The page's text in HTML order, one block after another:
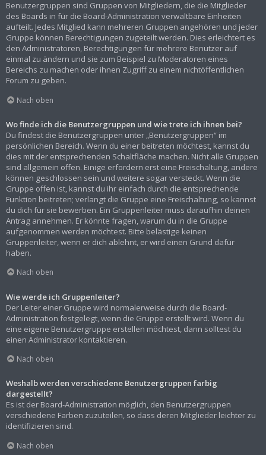
Benutzergruppen sind Gruppen von Mitgliedern, die die Mitglieder
des Boards in für die Board-Administration verwaltbare Einheiten
aufteilt. Jedes Mitglied kann mehreren Gruppen angehören und jeder
Gruppe können Berechtigungen zugeteilt werden. Dies erleichtert es
den Administratoren, Berechtigungen für mehrere Benutzer auf
einmal zu ändern und sie zum Beispiel zu Moderatoren eines
Bereichs zu machen oder ihnen Zugriff zu einem nichtöffentlichen
Forum zu geben.
Nach oben
Wo finde ich die Benutzergruppen und wie trete ich ihnen bei?
Du findest die Benutzergruppen unter „Benutzergruppen“ im
persönlichen Bereich. Wenn du einer beitreten möchtest, kannst du
dies mit der entsprechenden Schaltfläche machen. Nicht alle Gruppen
sind allgemein offen. Einige erfordern erst eine Freischaltung, andere
können geschlossen sein und weitere sogar versteckt. Wenn die
Gruppe offen ist, kannst du ihr einfach durch die entsprechende
Funktion beitreten; verlangt die Gruppe eine Freischaltung, so kannst
du dich für sie bewerben. Ein Gruppenleiter muss daraufhin deinen
Antrag annehmen. Er könnte fragen, warum du in die Gruppe
aufgenommen werden möchtest. Bitte belästige keinen
Gruppenleiter, wenn er dich ablehnt, er wird einen Grund dafür
haben.
Nach oben
Wie werde ich Gruppenleiter?
Der Leiter einer Gruppe wird normalerweise durch die Board-
Administration festgelegt, wenn die Gruppe erstellt wird. Wenn du
eine eigene Benutzergruppe erstellen möchtest, dann solltest du
einen Administrator kontaktieren.
Nach oben
Weshalb werden verschiedene Benutzergruppen farbig
dargestellt?
Es ist der Board-Administration möglich, den Benutzergruppen
verschiedene Farben zuzuteilen, so dass deren Mitglieder leichter zu
identifizieren sind.
Nach oben